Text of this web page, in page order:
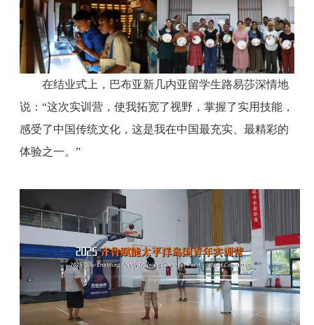
在结业式上，巴布亚新几内亚留学生路易莎深情地
说：“这次实训营，使我拓宽了视野，掌握了实用技能，
感受了中国传统文化，这是我在中国最充实、最精彩的
体验之一。”